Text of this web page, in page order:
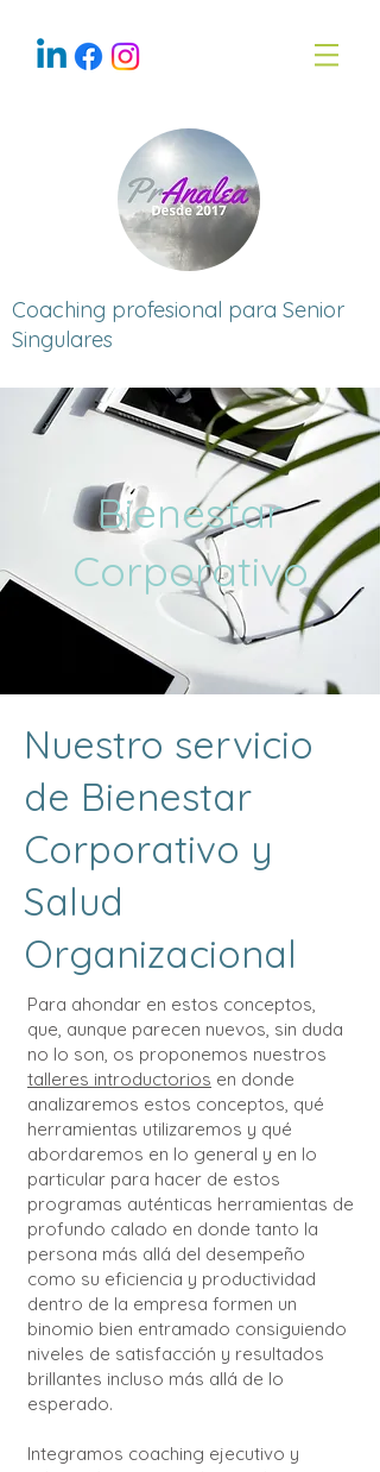
Coaching profesional para Senior
Singulares
Bienestar
Corporativo
Nuestro servicio
de Bienestar
Corporativo y
Salud
Organizacional
Para ahondar en estos conceptos,
que, aunque parecen nuevos, sin duda
no lo son, os proponemos nuestros
talleres introductorios en donde
analizaremos estos conceptos, qué
herramientas utilizaremos y qué
abordaremos en lo general y en lo
particular para hacer de estos
programas auténticas herramientas de
profundo calado en donde tanto la
persona más allá del desempeño
como su eficiencia y productividad
dentro de la empresa formen un
binomio bien entramado consiguiendo
niveles de satisfacción y resultados
brillantes incluso más allá de lo
esperado.
Integramos coaching ejecutivo y